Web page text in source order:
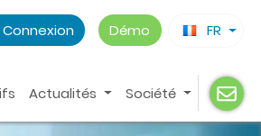
Connexion Démo FR
Actualités Société